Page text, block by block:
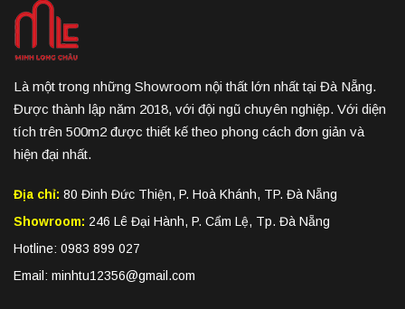
Là một trong những Showroom nội thất lớn nhất tại Đà Nẵng.
Được thành lập năm 2018, với đội ngũ chuyên nghiệp. Với diện
tích trên 500m2 được thiết kế theo phong cách đơn giản và
hiện đại nhất.
Địa chỉ: 80 Đinh Đức Thiện, P. Hoà Khánh, TP. Đà Nẵng
Showroom: 246 Lê Đại Hành, P. Cẩm Lệ, Tp. Đà Nẵng
Hotline: 0983 899 027
Email: minhtu12356@gmail.com